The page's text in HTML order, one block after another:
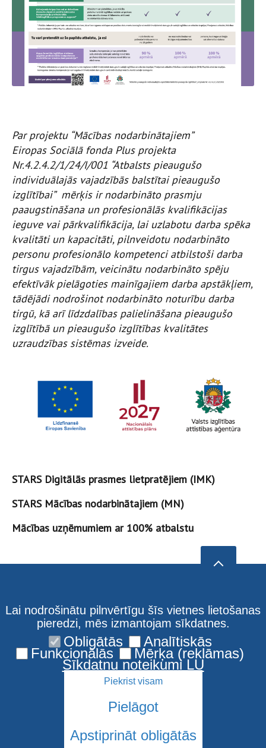
Par projektu “Mācības nodarbinātajiem”
Eiropas Sociālā fonda Plus projekta
Nr.4.2.4.2/1/24/I/001 “Atbalsts pieaugušo
individuālajās vajadzībās balstītai pieaugušo
izglītībai” mērķis ir nodarbināto prasmju
paaugstināšana un profesionālās kvalifikācijas
ieguve vai pārkvalifikācija, lai uzlabotu darba spēka
kvalitāti un kapacitāti, pilnveidotu nodarbināto
personu profesionālo kompetenci atbilstoši darba
tirgus vajadzībām, veicinātu nodarbināto spēju
efektīvāk pielāgoties mainīgajiem darba apstākļiem,
tādējādi nodrošinot nodarbināto noturību darba
tirgū, kā arī līdzdalības palielināšana pieaugušo
izglītībā un pieaugušo izglītības kvalitātes
uzraudzības sistēmas izveide.
STARS Digitālās prasmes lietpratējiem (IMK)
STARS Mācības nodarbinātajiem (MN)
Mācības uzņēmumiem ar 100% atbalstu
Lai nodrošinātu pilnvērtīgu šīs vietnes lietošanas
pieredzi, mēs izmantojam sīkdatnes.
Obligātās Analītiskās
Funkcionālās Mērķa (reklāmas)
Sīkdatņu noteikumi LU
Piekrist visam
Pielāgot
Apstiprināt obligātās